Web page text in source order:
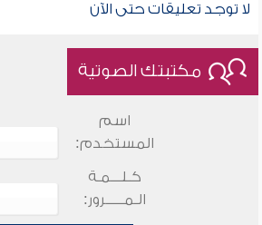
لا توجد تعليقات حتى الآن
مكتبتك الصوتية
اسم
المستخدم:
كـلـــمـة
الـمـــــرور: